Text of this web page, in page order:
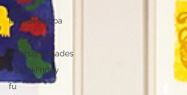
#Ex-
librisDeLisboa
#Parcerias
#Personalidades
#BlackFriday
fu